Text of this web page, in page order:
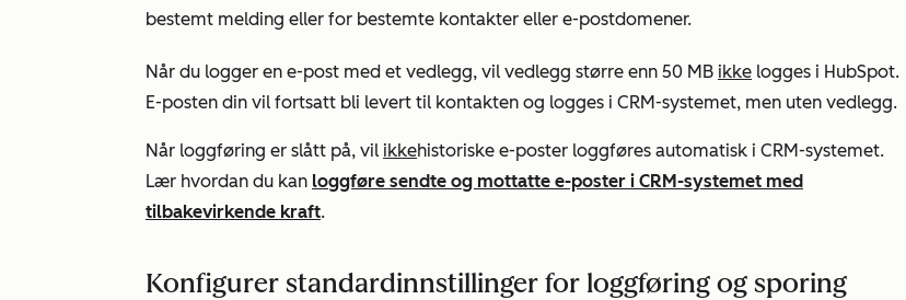
bestemt melding eller for bestemte kontakter eller e-postdomener.
Når du logger en e-post med et vedlegg, vil vedlegg større enn 50 MB ikke logges i HubSpot.
E-posten din vil fortsatt bli levert til kontakten og logges i CRM-systemet, men uten vedlegg.
Når loggføring er slått på, vil ikkehistoriske e-poster loggføres automatisk i CRM-systemet.
Lær hvordan du kan loggføre sendte og mottatte e-poster i CRM-systemet med
tilbakevirkende kraft.
Konfigurer standardinnstillinger for loggføring og sporing